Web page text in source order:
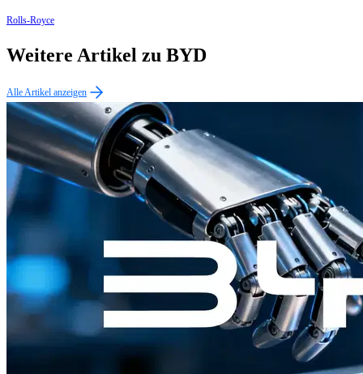
Rolls-Royce
Weitere Artikel zu BYD
Alle Artikel anzeigen